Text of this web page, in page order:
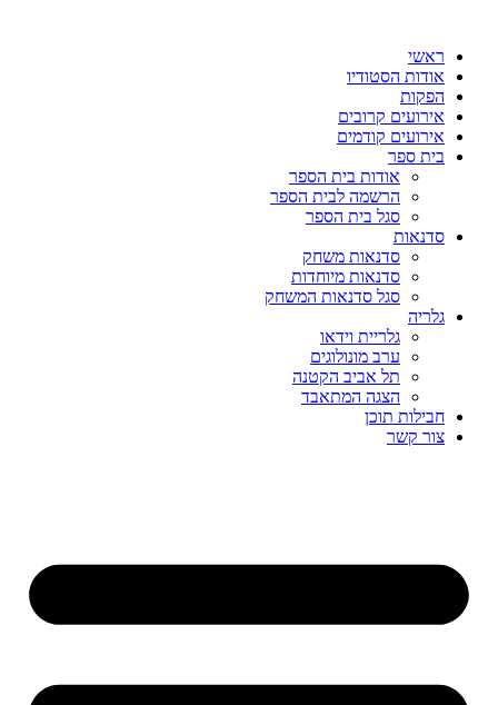
ראשי
אודות הסטודיו
הפקות
אירועים קרובים
אירועים קודמים
בית ספר
אודות בית הספר
הרשמה לבית הספר
סגל בית הספר
סדנאות
סדנאות משחק
סדנאות מיוחדות
סגל סדנאות המשחק
גלריה
גלריית וידאו
ערב מונולוגים
תל אביב הקטנה
הצגה המתאבד
חבילות תוכן
צור קשר